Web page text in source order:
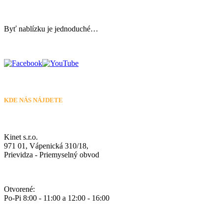
Byť nablízku je jednoduché…
KDE NÁS NÁJDETE
Kinet s.r.o.
971 01, Vápenická 310/18,
Prievidza - Priemyselný obvod
Otvorené:
Po-Pi 8:00 - 11:00 a 12:00 - 16:00